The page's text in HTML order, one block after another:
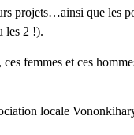
projets…ainsi que les
les 2 !).
femmes et ces
locale